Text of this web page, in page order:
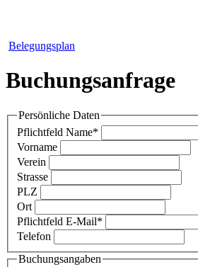
Belegungsplan
Buchungsanfrage
Persönliche Daten
Pflichtfeld Name*
Vorname
Verein
Strasse
PLZ
Ort
Pflichtfeld E-Mail*
Telefon
Buchungsangaben